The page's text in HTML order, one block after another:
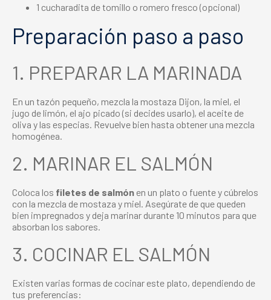
1 cucharadita de tomillo o romero fresco (opcional)
Preparación paso a paso
1. PREPARAR LA MARINADA
En un tazón pequeño, mezcla la mostaza Dijon, la miel, el
jugo de limón, el ajo picado (si decides usarlo), el aceite de
oliva y las especias. Revuelve bien hasta obtener una mezcla
homogénea.
2. MARINAR EL SALMÓN
Coloca los filetes de salmón en un plato o fuente y cúbrelos
con la mezcla de mostaza y miel. Asegúrate de que queden
bien impregnados y deja marinar durante 10 minutos para que
absorban los sabores.
3. COCINAR EL SALMÓN
Existen varias formas de cocinar este plato, dependiendo de
tus preferencias: